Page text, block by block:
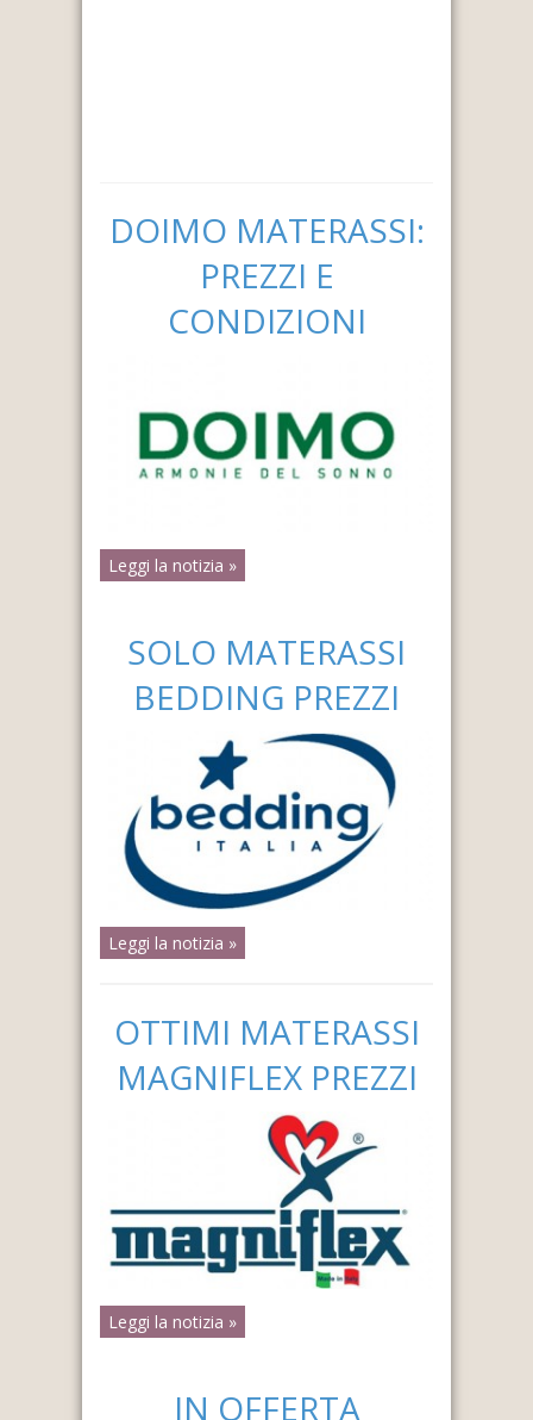
DOIMO MATERASSI:
PREZZI E
CONDIZIONI
Leggi la notizia »
SOLO MATERASSI
BEDDING PREZZI
Leggi la notizia »
OTTIMI MATERASSI
MAGNIFLEX PREZZI
Leggi la notizia »
IN OFFERTA